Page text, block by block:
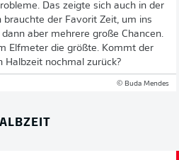
Das zeigte sich auch in der
brauchte der Favorit Zeit, um ins
aber mehrere große Chancen.
Elfmeter die größte. Kommt der
Halbzeit nochmal zurück?
© Buda Mendes